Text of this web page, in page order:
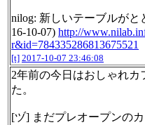
nilog: 新しいテーブルが
16-10-07) http://
r&id=784335286813675521
[t] 2017-10-07 23:46:08
2年前の今日はおしゃれカ
た。
[ヅ] まだプレオープンの